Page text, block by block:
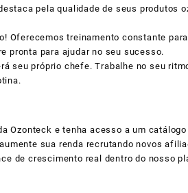
pela qualidade de seus produtos
Oferecemos treinamento constante
pronta para ajudar no seu sucesso.
seu próprio chefe. Trabalhe no seu
Ozonteck e tenha acesso a um
sua renda recrutando novos
de crescimento real dentro do nosso